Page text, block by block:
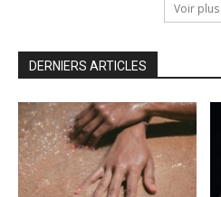
Voir plus
DERNIERS ARTICLES